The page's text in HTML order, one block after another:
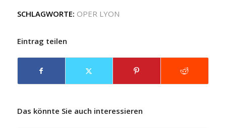
SCHLAGWORTE: OPER LYON
Eintrag teilen
Das könnte Sie auch interessieren